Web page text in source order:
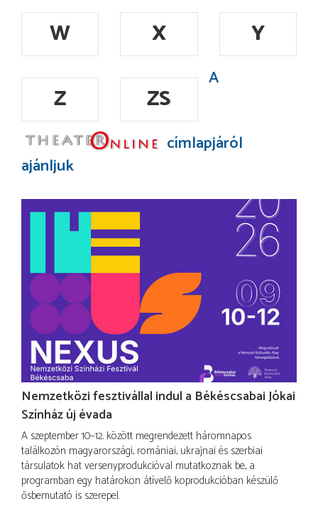
W
X
Y
Z
ZS
A
címlapjáról
ajánljuk
Nemzetközi fesztivállal indul a Békéscsabai Jókai
Színház új évada
A szeptember 10–12. között megrendezett háromnapos
találkozón magyarországi, romániai, ukrajnai és szerbiai
társulatok hat versenyprodukcióval mutatkoznak be, a
programban egy határokon átívelő koprodukcióban készülő
ősbemutató is szerepel.